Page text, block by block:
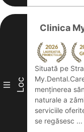
III Loc
Clinica
Situată pe
menținerea
naturale a
serviciile
se regăsesc ...